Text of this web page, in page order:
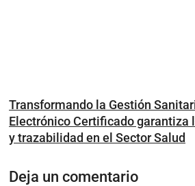
Transformando la Gestión
Electrónico Certificado garantiza
y trazabilidad en el Sector Salud
Deja un comentario